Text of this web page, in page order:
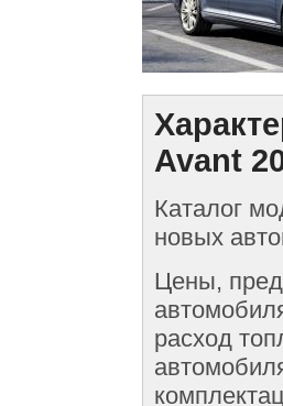
Avant
Каталог
новых
Цены,
расход